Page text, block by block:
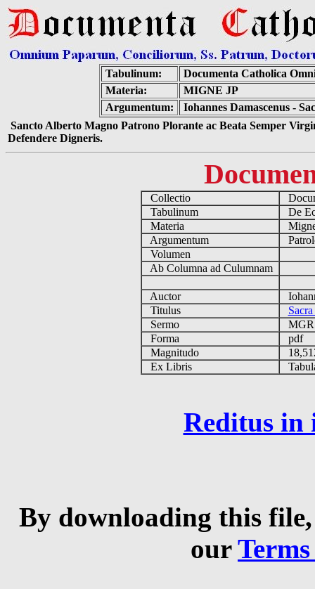
Tabulinum:
Documenta Catholica
Materia:
MIGNE JP
Argumentum:
Iohannes Damascenus -
Sancto Alberto Magno Patrono Plorante ac Beata Semper
Defendere Digneris.
Collectio
Tabulinum
De
Materia
Argumentum
Volumen
Ab Columna ad Culumnam
Auctor
Titulus
Sermo
Forma
pdf
Magnitudo
Ex Libris
Reditus in
By downloading this
our